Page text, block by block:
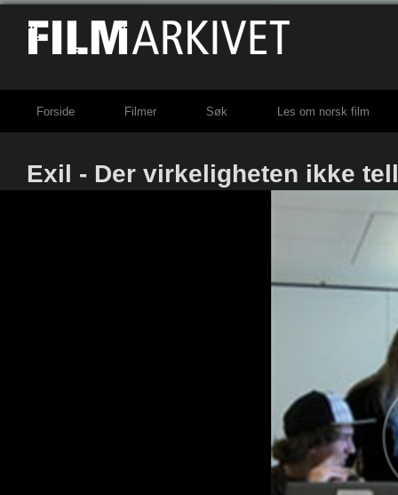
Forside Filmer Søk Les om norsk film
Exil - Der virkeligheten ikke